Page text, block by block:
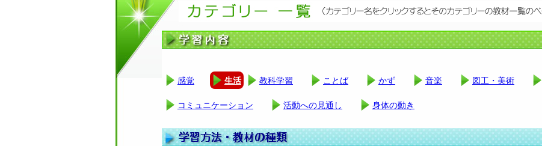
感覚
生活 教科学習 ことば かず 音楽 図工・美術
コミュニケーション 活動への見通し 身体の動き